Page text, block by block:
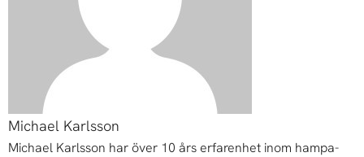
Michael Karlsson
Michael Karlsson har över 10 års erfarenhet inom hampa-